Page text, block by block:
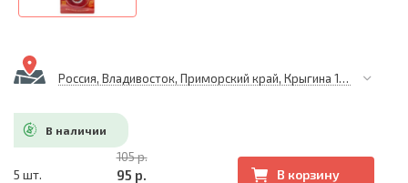
Россия, Владивосток, Приморский край, Крыгина 105
В наличии
5 шт.
105 р.
95 р. В корзину